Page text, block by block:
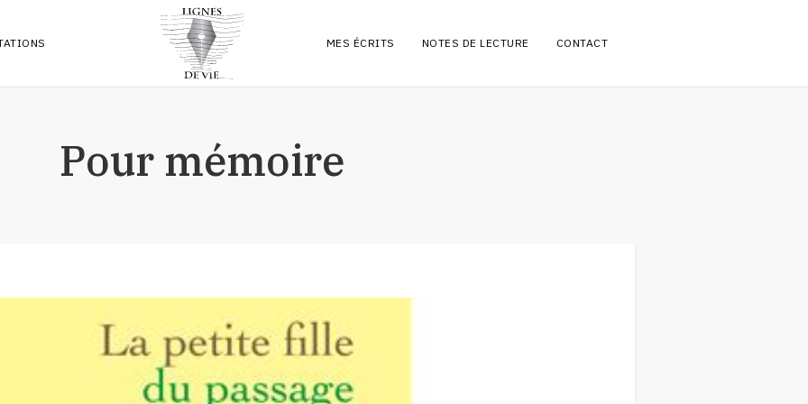
MES ÉCRITS
RÉFLEXIONS
ARCHIVES
NOTES DE LECTURE CONTACT
Pour mémoire